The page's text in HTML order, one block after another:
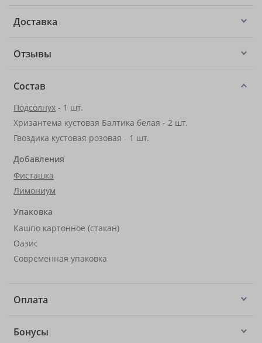
Доставка
Отзывы
Состав
Подсолнух - 1 шт.
Хризантема кустовая Балтика белая - 2 шт.
Гвоздика кустовая розовая - 1 шт.
Добавления
Фисташка
Лимониум
Упаковка
Кашпо картонное (стакан)
Оазис
Современная упаковка
Оплата
Бонусы